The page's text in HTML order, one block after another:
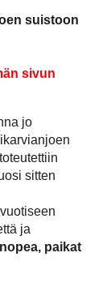
suistoon
sivun
jo
sitten
ja
paikat